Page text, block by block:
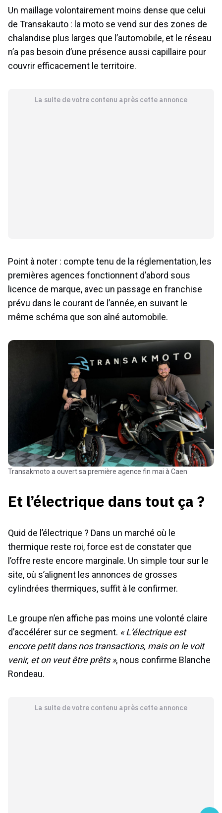
Un maillage volontairement moins dense que celui
de Transakauto : la moto se vend sur des zones de
chalandise plus larges que l’automobile, et le réseau
n’a pas besoin d’une présence aussi capillaire pour
couvrir efficacement le territoire.
La suite de votre contenu après cette annonce
Point à noter : compte tenu de la réglementation, les
premières agences fonctionnent d’abord sous
licence de marque, avec un passage en franchise
prévu dans le courant de l’année, en suivant le
même schéma que son aîné automobile.
Transakmoto a ouvert sa première agence fin mai à Caen
Et l’électrique dans tout ça ?
Quid de l’électrique ? Dans un marché où le
thermique reste roi, force est de constater que
l’offre reste encore marginale. Un simple tour sur le
site, où s’alignent les annonces de grosses
cylindrées thermiques, suffit à le confirmer.
Le groupe n’en affiche pas moins une volonté claire
d’accélérer sur ce segment. « L’électrique est
encore petit dans nos transactions, mais on le voit
venir, et on veut être prêts », nous confirme Blanche
Rondeau.
La suite de votre contenu après cette annonce